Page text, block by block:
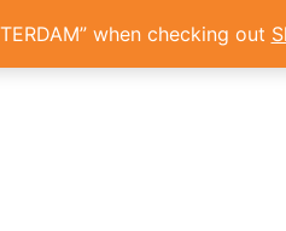
TEAM
when checking out